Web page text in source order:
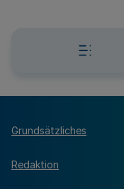
Grundsätzliches
Redaktion